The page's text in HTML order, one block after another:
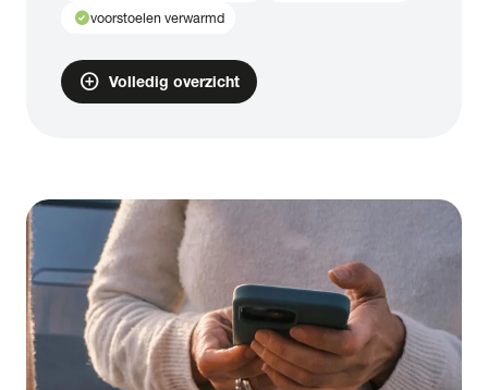
check_circlevoorstoelen verwarmd
add_circle Volledig overzicht